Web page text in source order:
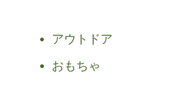
アウトドア
おもちゃ